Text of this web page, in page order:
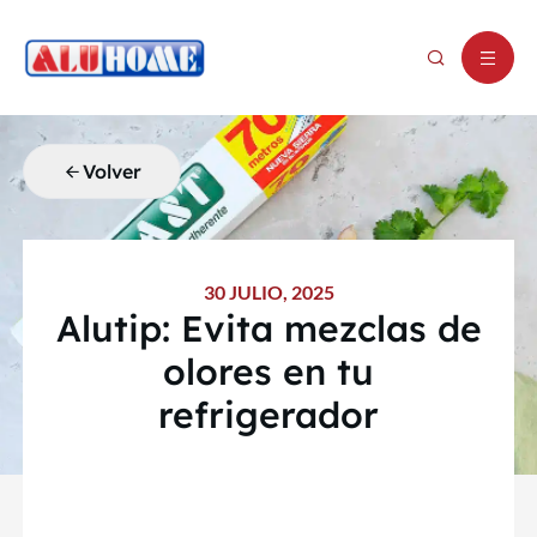
Volver
30 JULIO, 2025
Alutip: Evita mezclas de
olores en tu
refrigerador